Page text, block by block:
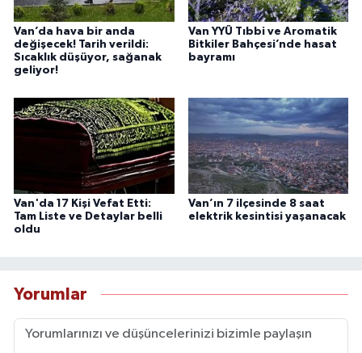
Van’da hava bir anda
değişecek! Tarih verildi:
Sıcaklık düşüyor, sağanak
geliyor!
Van YYÜ Tıbbi ve Aromatik
Bitkiler Bahçesi’nde hasat
bayramı
Van'da 17 Kişi Vefat Etti:
Tam Liste ve Detaylar belli
oldu
Van’ın 7 ilçesinde 8 saat
elektrik kesintisi yaşanacak
Yorumlar